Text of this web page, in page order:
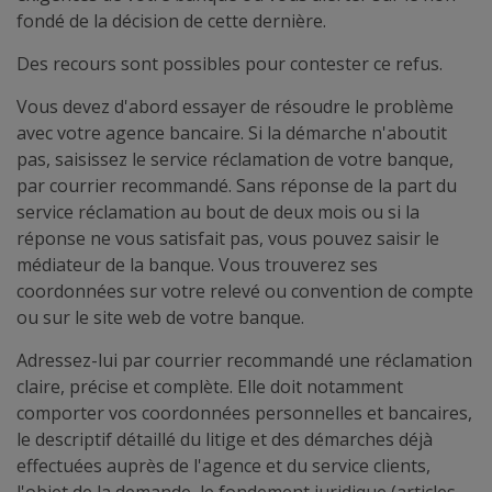
fondé de la décision de cette dernière.
Des recours sont possibles pour contester ce refus.
Vous devez d'abord essayer de résoudre le problème
avec votre agence bancaire. Si la démarche n'aboutit
pas, saisissez le service réclamation de votre banque,
par courrier recommandé. Sans réponse de la part du
service réclamation au bout de deux mois ou si la
réponse ne vous satisfait pas, vous pouvez saisir le
médiateur de la banque. Vous trouverez ses
coordonnées sur votre relevé ou convention de compte
ou sur le site web de votre banque.
Adressez-lui par courrier recommandé une réclamation
claire, précise et complète. Elle doit notamment
comporter vos coordonnées personnelles et bancaires,
le descriptif détaillé du litige et des démarches déjà
effectuées auprès de l'agence et du service clients,